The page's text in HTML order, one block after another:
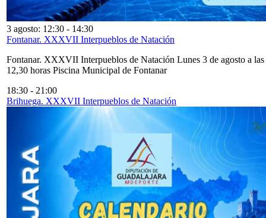
3 agosto: 12:30 - 14:30
Fontanar. XXXVII Interpueblos de Natación
Fontanar. XXXVII Interpueblos de Natación Lunes 3 de agosto a las
12,30 horas Piscina Municipal de Fontanar
18:30 - 21:00
Brihuega. XXXVII Interpueblos de Natación